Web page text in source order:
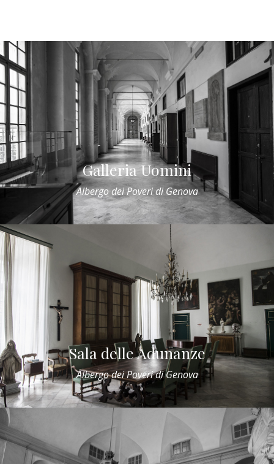
Galleria Uomini
Albergo dei Poveri di Genova
Sala delle Adunanze
Albergo dei Poveri di Genova